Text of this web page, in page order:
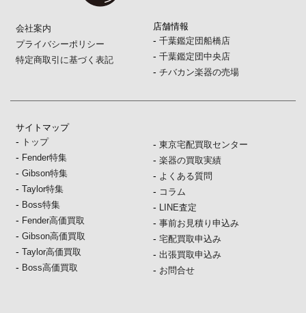
会社案内
プライバシーポリシー
特定商取引に基づく表記
店舗情報
- 千葉鑑定団船橋店
- 千葉鑑定団中央店
- チバカン楽器の売場
サイトマップ
- トップ
- Fender特集
-Gibson特集
-Taylor特集
- Boss特集
- Fender高価買取
-Gibson高価買取
-Taylor高価買取
- Boss高価買取
- 東京宅配買取センター
- 楽器の買取実績
- よくある質問
- コラム
- LINE査定
- 事前お見積り申込み
- 宅配買取申込み
- 出張買取申込み
- お問合せ